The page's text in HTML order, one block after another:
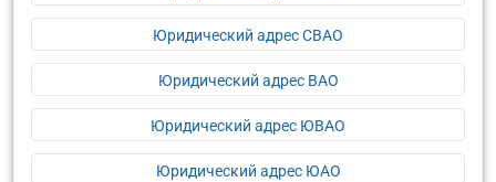
Юридический адрес СВАО
Юридический адрес ВАО
Юридический адрес ЮВАО
Юридический адрес ЮАО